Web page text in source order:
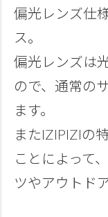
偏光レンズ仕
ス。
偏光レンズは
ので、通常の
ます。
またIZIPIZIの
ことによって
ツやアウトド